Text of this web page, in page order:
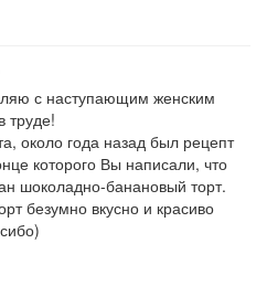
с наступающим женским
труде!
около года назад был рецепт
которого Вы написали, что
шоколадно-банановый торт.
безумно вкусно и красиво